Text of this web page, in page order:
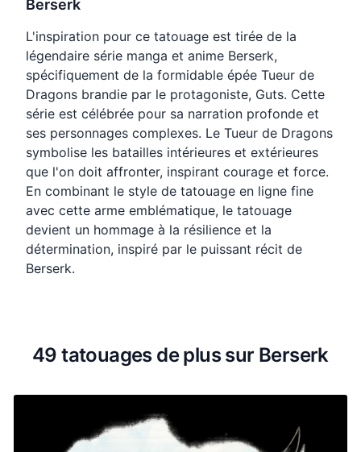
Berserk
L'inspiration pour ce tatouage est tirée de la
légendaire série manga et anime Berserk,
spécifiquement de la formidable épée Tueur de
Dragons brandie par le protagoniste, Guts. Cette
série est célébrée pour sa narration profonde et
ses personnages complexes. Le Tueur de Dragons
symbolise les batailles intérieures et extérieures
que l'on doit affronter, inspirant courage et force.
En combinant le style de tatouage en ligne fine
avec cette arme emblématique, le tatouage
devient un hommage à la résilience et la
détermination, inspiré par le puissant récit de
Berserk.
49 tatouages de plus sur Berserk